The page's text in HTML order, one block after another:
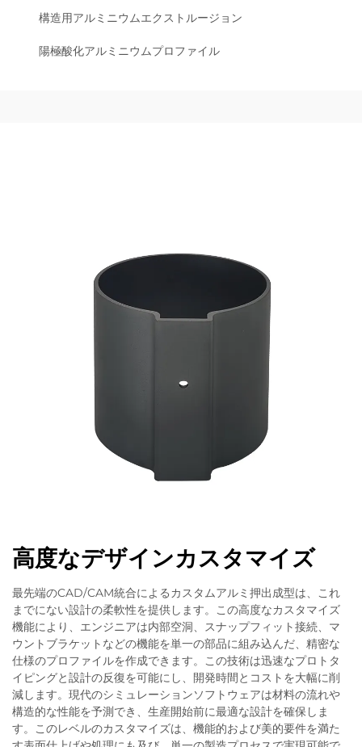
構造用アルミニウムエクストルージョン
陽極酸化アルミニウムプロファイル
高度なデザインカスタマイズ
最先端のCAD/CAM統合によるカスタムアルミ押出成型は、これ
までにない設計の柔軟性を提供します。この高度なカスタマイズ
機能により、エンジニアは内部空洞、スナップフィット接続、マ
ウントブラケットなどの機能を単一の部品に組み込んだ、精密な
仕様のプロファイルを作成できます。この技術は迅速なプロトタ
イピングと設計の反復を可能にし、開発時間とコストを大幅に削
減します。現代のシミュレーションソフトウェアは材料の流れや
構造的な性能を予測でき、生産開始前に最適な設計を確保しま
す。このレベルのカスタマイズは、機能的および美的要件を満た